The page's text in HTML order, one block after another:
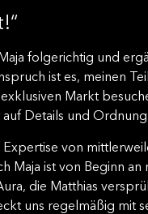
folgerichtig und
ist es, meinen
Markt
Details und
von
Maja ist von Beginn
die Matthias
uns regelmäßig mit